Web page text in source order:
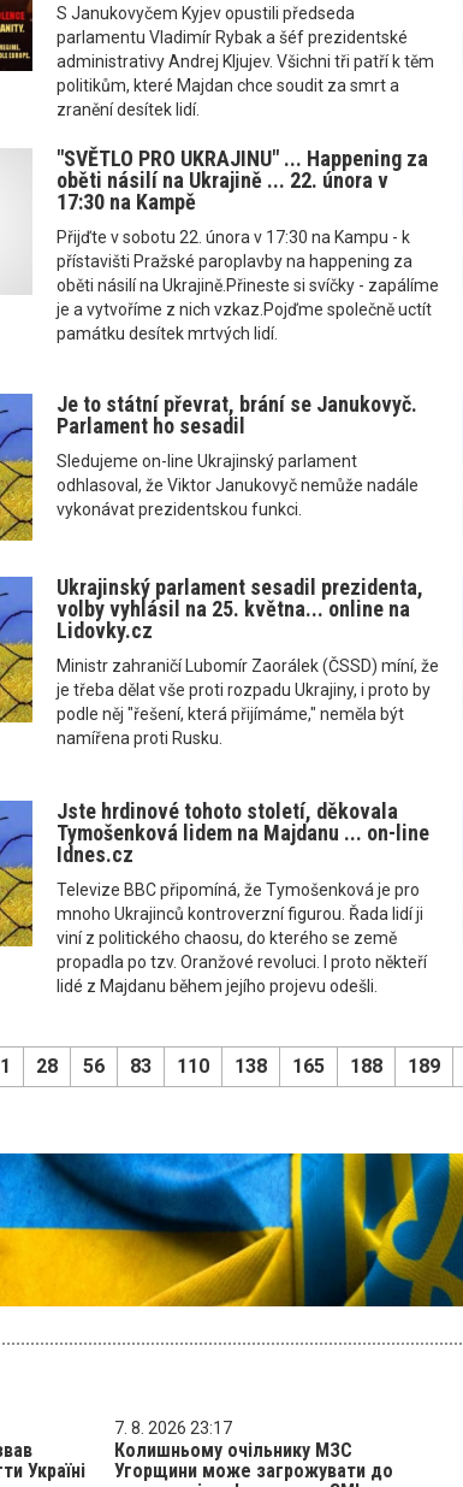
S Janukovyčem Kyjev opustili předseda
parlamentu Vladimír Rybak a šéf prezidentské
administrativy Andrej Kljujev. Všichni tři patří k těm
politikům, které Majdan chce soudit za smrt a
zranění desítek lidí.
"SVĚTLO PRO UKRAJINU" ... Happening za
oběti násilí na Ukrajině ... 22. února v
17:30 na Kampě
Přijďte v sobotu 22. února v 17:30 na Kampu - k
přístavišti Pražské paroplavby na happening za
oběti násilí na Ukrajině.Přineste si svíčky - zapálíme
je a vytvoříme z nich vzkaz.Pojďme společně uctít
památku desítek mrtvých lidí.
Je to státní převrat, brání se Janukovyč.
Parlament ho sesadil
Sledujeme on-line Ukrajinský parlament
odhlasoval, že Viktor Janukovyč nemůže nadále
vykonávat prezidentskou funkci.
Ukrajinský parlament sesadil prezidenta,
volby vyhlásil na 25. května... online na
Lidovky.cz
Ministr zahraničí Lubomír Zaorálek (ČSSD) míní, že
je třeba dělat vše proti rozpadu Ukrajiny, i proto by
podle něj "řešení, která přijímáme," neměla být
namířena proti Rusku.
Jste hrdinové tohoto století, děkovala
Tymošenková lidem na Majdanu ... on-line
Idnes.cz
Televize BBC připomíná, že Tymošenková je pro
mnoho Ukrajinců kontroverzní figurou. Řada lidí ji
viní z politického chaosu, do kterého se země
propadla po tzv. Oranžové revoluci. I proto někteří
lidé z Majdanu během jejího projevu odešli.
1 28 56 83 110 138 165 188 189
Україні
7. 8. 2026 23:17
Колишньому очільнику МЗС
Угорщини може загрожувати до